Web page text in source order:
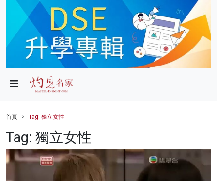
政局
財經
健康
首頁 Tag: 獨立女性
Tag: 獨立女性